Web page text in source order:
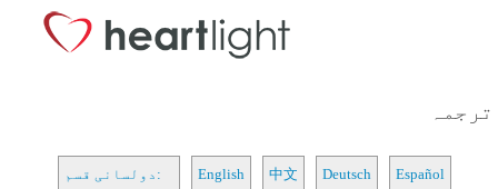
ترجمہ
دولسانی قسم: English 中文 Deutsch Español